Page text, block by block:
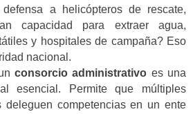
a helicópteros de rescate,
capacidad para extraer agua,
y hospitales de campaña? Eso
nacional.
consorcio administrativo es una
esencial. Permite que múltiples
deleguen competencias en un ente